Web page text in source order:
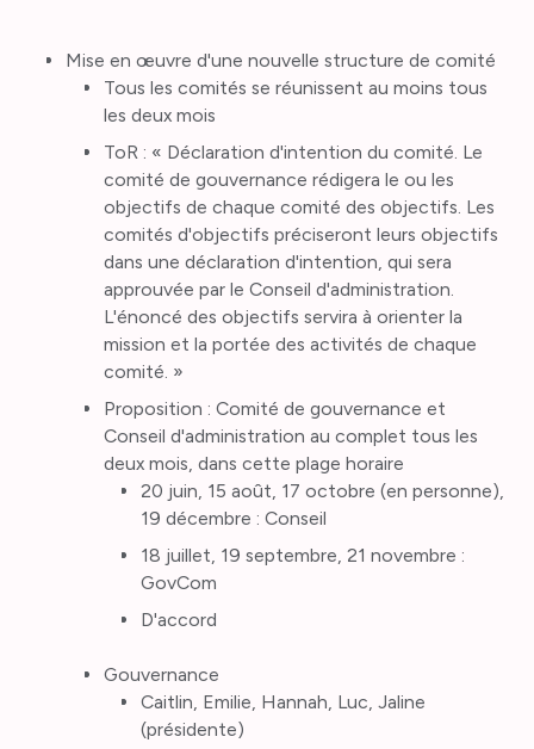
Mise en œuvre d'une nouvelle structure de comité
Tous les comités se réunissent au moins tous
les deux mois
ToR : « Déclaration d'intention du comité. Le
comité de gouvernance rédigera le ou les
objectifs de chaque comité des objectifs. Les
comités d'objectifs préciseront leurs objectifs
dans une déclaration d'intention, qui sera
approuvée par le Conseil d'administration.
L'énoncé des objectifs servira à orienter la
mission et la portée des activités de chaque
comité. »
Proposition : Comité de gouvernance et
Conseil d'administration au complet tous les
deux mois, dans cette plage horaire
20 juin, 15 août, 17 octobre (en personne),
19 décembre : Conseil
18 juillet, 19 septembre, 21 novembre :
GovCom
D'accord
Gouvernance
Caitlin, Emilie, Hannah, Luc, Jaline
(présidente)